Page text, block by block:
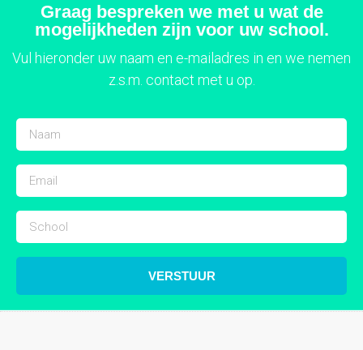
Graag bespreken we met u wat de
mogelijkheden zijn voor uw school.
Vul hieronder uw naam en e-mailadres in en we nemen
z.s.m. contact met u op.
VERSTUUR